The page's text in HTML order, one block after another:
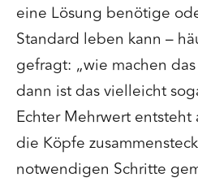
eine Lösung benötige
Standard leben kann –
gefragt: „wie machen
dann ist das vielleicht
Echter Mehrwert entsteht
die Köpfe
notwendigen Schritte